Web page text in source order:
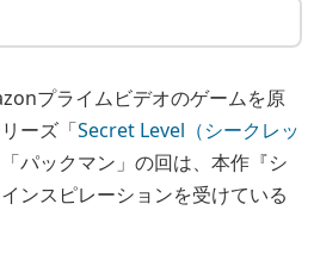
プライムビデオのゲームを原
ーズ「Secret Level（シークレッ
パックマン」の回は、本作『シ
ンスピレーションを受けている